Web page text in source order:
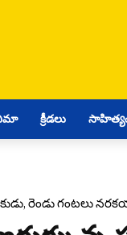
క్రీడలు
రెండు గంటలు